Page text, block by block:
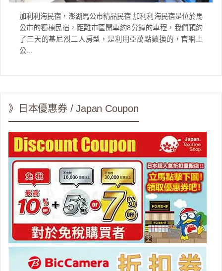
加利利海民宿，澎湖馬公市精品民宿 加利利海民宿是位於馬
公市的獨棟民宿，距離市區開車約8分鐘的車程，我們預約
了三天的基尼烈二人房型，是利用亞萬點數換的，官網上
公...
》日本優惠券 / Japan Coupon